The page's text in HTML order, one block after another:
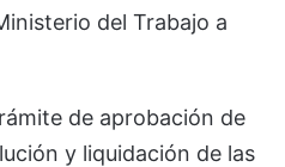
del Trabajo a
de aprobación de
y liquidación de las